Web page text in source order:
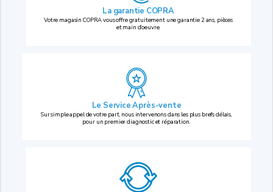
La garantie COPRA
Votre magasin COPRA vous offre gratuitement une garantie 2 ans, pièces
et main d’oeuvre.
Le Service Après-vente
Sur simple appel de votre part, nous intervenons dans les plus brefs délais,
pour un premier diagnostic et réparation.